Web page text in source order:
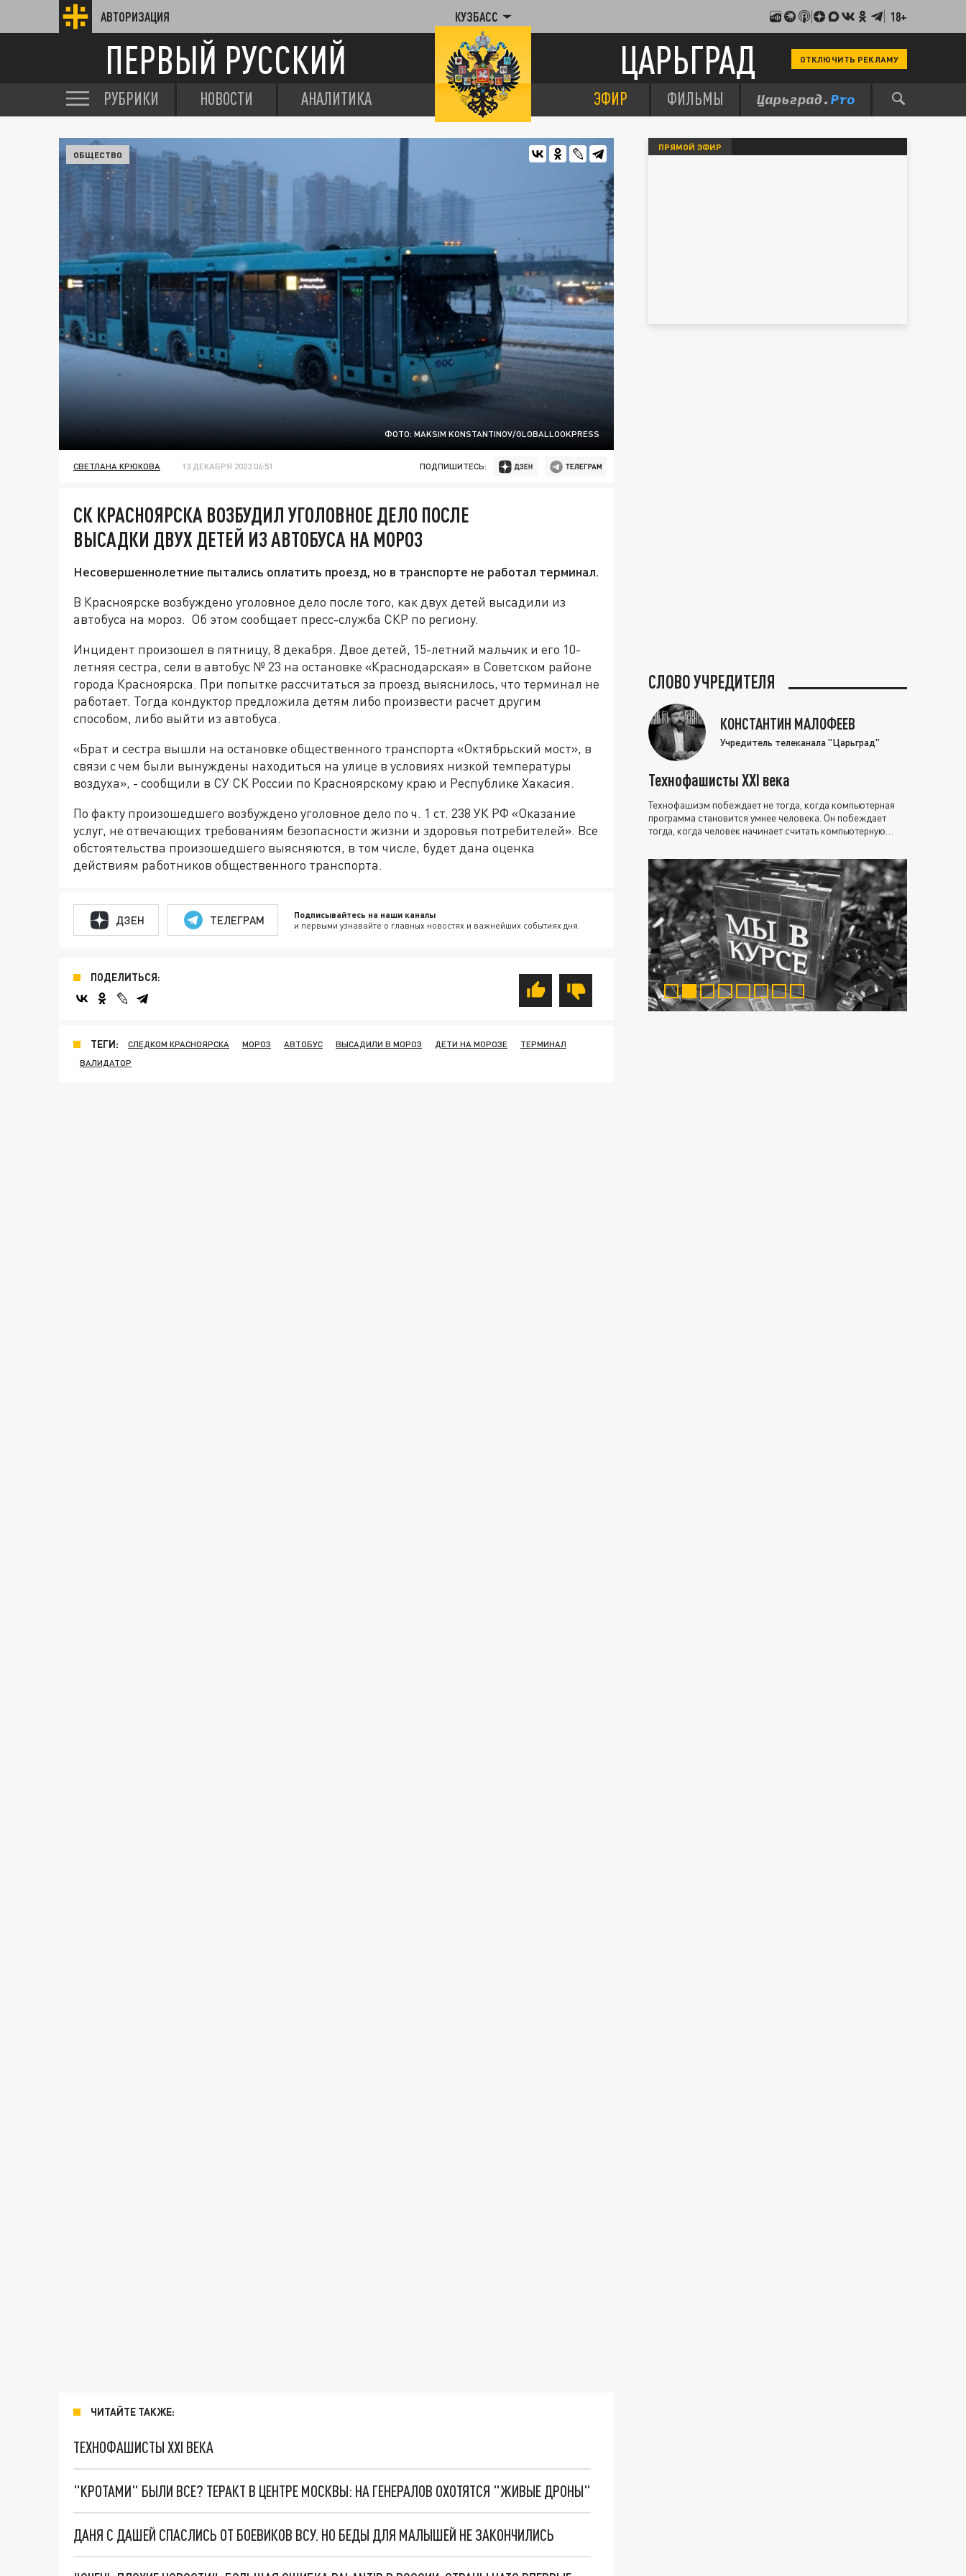
АВТОРИЗАЦИЯ КУЗБАСС 18+
ПЕРВЫЙ РУССКИЙ ЦАРЬГРАД ОТКЛЮЧИТЬ РЕКЛАМУ
РУБРИКИ НОВОСТИ АНАЛИТИКА ЭФИР ФИЛЬМЫ
ФОТО: MAKSIM KONSTANTINOV/GLOBALLOOKPRESS
ОБЩЕСТВО
СВЕТЛАНА КРЮКОВА 13 ДЕКАБРЯ 2023 06:51 ПОДПИШИТЕСЬ:
СК КРАСНОЯРСКА ВОЗБУДИЛ УГОЛОВНОЕ ДЕЛО ПОСЛЕ
ВЫСАДКИ ДВУХ ДЕТЕЙ ИЗ АВТОБУСА НА МОРОЗ
Несовершеннолетние пытались оплатить проезд, но в транспорте не работал терминал.
В Красноярске возбуждено уголовное дело после того, как двух детей высадили из
автобуса на мороз. Об этом сообщает пресс-служба СКР по региону.
Инцидент произошел в пятницу, 8 декабря. Двое детей, 15-летний мальчик и его 10-
летняя сестра, сели в автобус № 23 на остановке «Краснодарская» в Советском районе
города Красноярска. При попытке рассчитаться за проезд выяснилось, что терминал не
работает. Тогда кондуктор предложила детям либо произвести расчет другим
способом, либо выйти из автобуса.
«Брат и сестра вышли на остановке общественного транспорта «Октябрьский мост», в
связи с чем были вынуждены находиться на улице в условиях низкой температуры
воздуха», - сообщили в СУ СК России по Красноярскому краю и Республике Хакасия.
По факту произошедшего возбуждено уголовное дело по ч. 1 ст. 238 УК РФ «Оказание
услуг, не отвечающих требованиям безопасности жизни и здоровья потребителей». Все
обстоятельства произошедшего выясняются, в том числе, будет дана оценка
действиям работников общественного транспорта.
ДЗЕН ТЕЛЕГРАМ Подписывайтесь на наши каналы
и первыми узнавайте о главных новостях и важнейших событиях дня.
ПОДЕЛИТЬСЯ:
ТЕГИ: СЛЕДКОМ КРАСНОЯРСКА МОРОЗ АВТОБУС ВЫСАДИЛИ В МОРОЗ ДЕТИ НА МОРОЗЕ
ТЕРМИНАЛ
ВАЛИДАТОР
ЧИТАЙТЕ ТАКЖЕ:
ТЕХНОФАШИСТЫ XXI ВЕКА
"КРОТАМИ" БЫЛИ ВСЕ? ТЕРАКТ В ЦЕНТРЕ МОСКВЫ: НА ГЕНЕРАЛОВ ОХОТЯТСЯ "ЖИВЫЕ ДРОНЫ"
ДАНЯ С ДАШЕЙ СПАСЛИСЬ ОТ БОЕВИКОВ ВСУ. НО БЕДЫ ДЛЯ МАЛЫШЕЙ НЕ ЗАКОНЧИЛИСЬ
ПРЯМОЙ ЭФИР
СЛОВО УЧРЕДИТЕЛЯ
КОНСТАНТИН МАЛОФЕЕВ
Учредитель телеканала "Царьград"
Технофашисты XXI века
Технофашизм побеждает не тогда, когда компьютерная
программа становится умнее человека. Он побеждает
тогда, когда человек начинает считать компьютерную